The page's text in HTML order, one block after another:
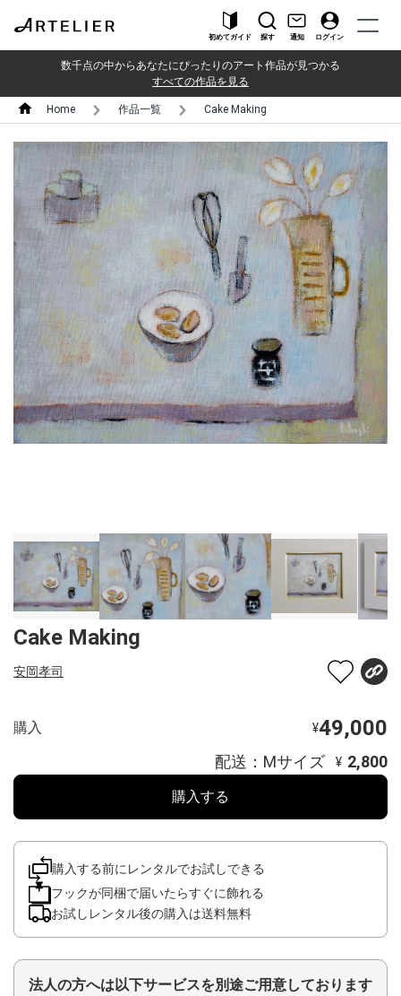
初めてガイド 探す 通知 ログイン
数千点の中からあなたにぴったりのアート作品が見つかる
すべての作品を見る
Home 作品一覧 Cake Making
Cake Making
安岡孝司
購入 ¥49,000
配送：Mサイズ ¥ 2,800
購入する
購入する前にレンタルでお試しできる
フックが同梱で届いたらすぐに飾れる
お試しレンタル後の購入は送料無料
法人の方へは以下サービスを別途ご用意しております